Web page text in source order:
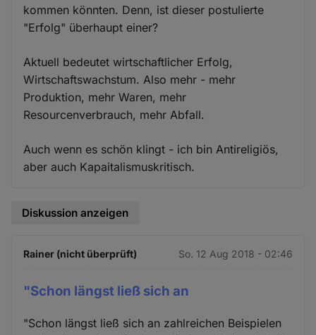
kommen könnten. Denn, ist dieser postulierte
"Erfolg" überhaupt einer?
Aktuell bedeutet wirtschaftlicher Erfolg,
Wirtschaftswachstum. Also mehr - mehr
Produktion, mehr Waren, mehr
Resourcenverbrauch, mehr Abfall.
Auch wenn es schön klingt - ich bin Antireligiös,
aber auch Kapaitalismuskritisch.
Diskussion anzeigen
Rainer (nicht überprüft) So. 12 Aug 2018 - 02:46
"Schon längst ließ sich an
"Schon längst ließ sich an zahlreichen Beispielen